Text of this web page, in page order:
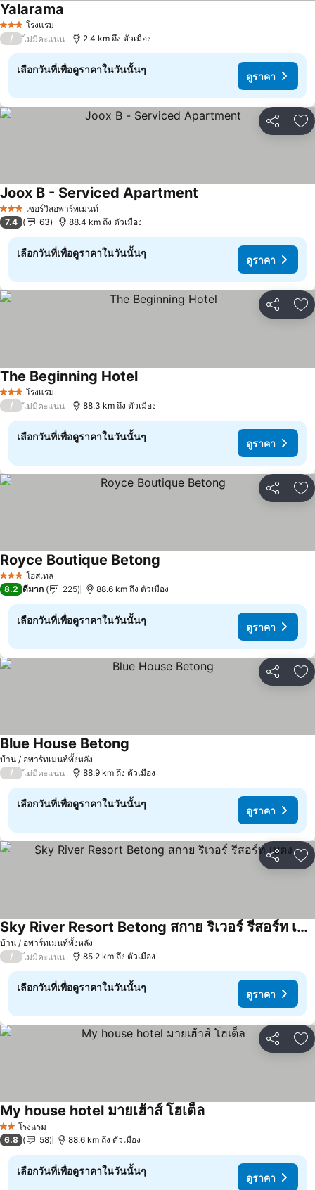
3 ดาว โรงแรม
Yalarama
/ ไม่มีคะแนน 2.4 km ถึง ตัวเมือง
เลือกวันที่เพื่อดูราคาในวันนั้นๆ
ดูราคา
แชร์ เ
3 ดาว เซอร์วิสอพาร์ทเมนท์
Joox B - Serviced Apartment
7.4 63 88.4 km ถึง ตัวเมือง
เลือกวันที่เพื่อดูราคาในวันนั้นๆ
ดูราคา
แชร์ เ
3 ดาว โรงแรม
The Beginning Hotelดูราคา
/ ไม่มีคะแนน 88.3 km ถึง ตัวเมือง
เลือกวันที่เพื่อดูราคาในวันนั้นๆ
ดูราคา
แชร์ เ
3 ดาว โฮสเทล
Royce Boutique Betong
8.2 ดีมาก 225 88.6 km ถึง ตัวเมือง
เลือกวันที่เพื่อดูราคาในวันนั้นๆ
ดูราคา
แชร์ เ
บ้าน / อพาร์ทเมนท์ทั้งหลัง
Blue House Betong
/ ไม่มีคะแนน 88.9 km ถึง ตัวเมือง
เลือกวันที่เพื่อดูราคาในวันนั้นๆ
ดูราคา
แชร์ เ
บ้าน / อพาร์ทเมนท์ทั้งหลัง
Sky River Resort Betong สกาย ริเวอร์ รีสอร์ท เบตง
ดูราคา
/ ไม่มีคะแนน 85.2 km ถึง ตัวเมือง
เลือกวันที่เพื่อดูราคาในวันนั้นๆ
ดูราคา
แชร์ เ
2 ดาวโรงแรม
My house hotel มายเฮ้าส์ โฮเต็ลดูราคา
6.8 58 88.6 km ถึง ตัวเมือง
เลือกวันที่เพื่อดูราคาในวันนั้นๆ
ดูราคา